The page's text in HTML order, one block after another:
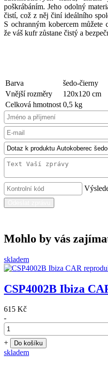
poškrábáním. Jeho odolný
čistí, což z něj činí ideálního
S ochranným kobercem
že váš kufr zůstane čistý a
Barva
šedo-čierny
Vnější rozměry
120x120 cm
Celková hmotnost 0,5 kg
Mohlo by vás
skladem
CSP4002B Ibiza
615 Kč
-
+ Do košíku
skladem